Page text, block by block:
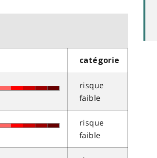
catégorie
risque
faible
risque
faible